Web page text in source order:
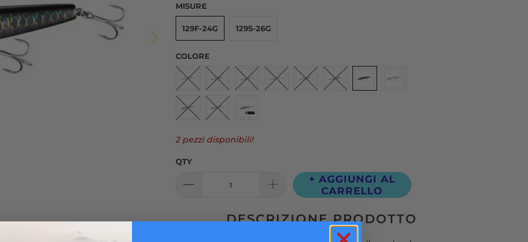
MISURE
129F-24G 129S-26G
COLORE
2 pezzi disponibili!
QTY
+ AGGIUNGI AL
CARRELLO
DESCRIZIONE PRODOTTO